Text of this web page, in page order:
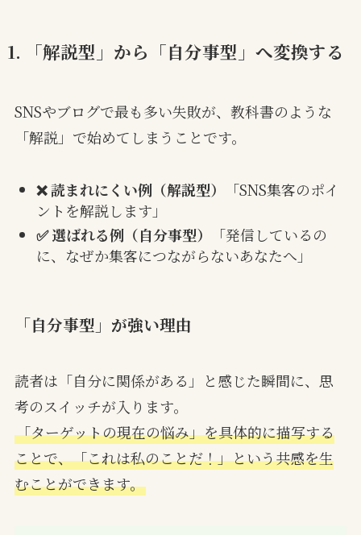
1. 「解説型」から「自分事型」へ変換する
SNSやブログで最も多い失敗が、教科書のような
「解説」で始めてしまうことです。
❌ 読まれにくい例（解説型）
「SNS集客のポイ
ントを解説します」
✅ 選ばれる例（自分事型）
「発信しているの
に、なぜか集客につながらないあなたへ」
「自分事型」が強い理由
読者は「自分に関係がある」と感じた瞬間に、思
考のスイッチが入ります。
「ターゲットの現在の悩み」を具体的に描写する
ことで、「これは私のことだ！」という共感を生
むことができます。